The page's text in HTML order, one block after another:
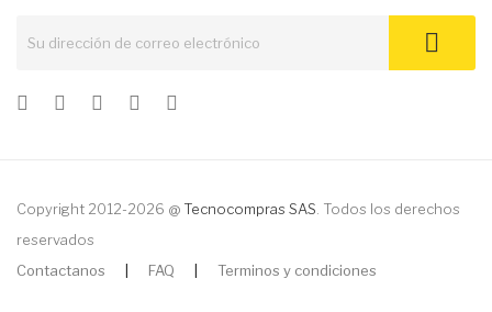
Copyright 2012-2026 @ Tecnocompras SAS . Todos los derechos
reservados
Contactanos
FAQ Terminos y condiciones